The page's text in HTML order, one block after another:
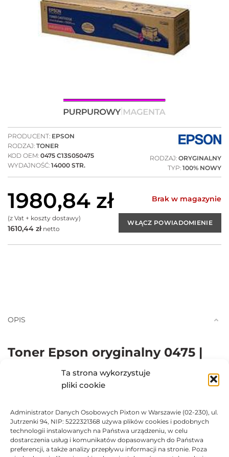
Ta strona wykorzystuje
pliki cookie
Administrator Danych Osobowych Pixton w Warszawie (02-230), ul.
Jutrzenki 94, NIP: 5222321368 używa plików cookies i podobnych
technologii instalowanych na Państwa urządzeniu, w celu
dostarczenia usług i komunikatów dopasowanych do Państwa
preferencji, a także analizy przepływu informacji na stronie. Poza
PRODUCENT: EPSON
RODZAJ: TONER
KOD OEM: 0475 C13S050475
WYDAJNOŚĆ: 14000 STR.
RODZAJ: ORYGINALNY
TYP: 100% NOWY
1980,84 zł
(z Vat + koszty dostawy)
1610,44 złnetto
Brak w magazynie
OPIS
Toner Epson oryginalny 0475 |
C13S050475
C9200D3TNC, Epson AcuLaser C9200DN, Epson AcuLaser
C9200DTN, Epson AcuLaser C9200N, Epson AcuLaser
C9200TN